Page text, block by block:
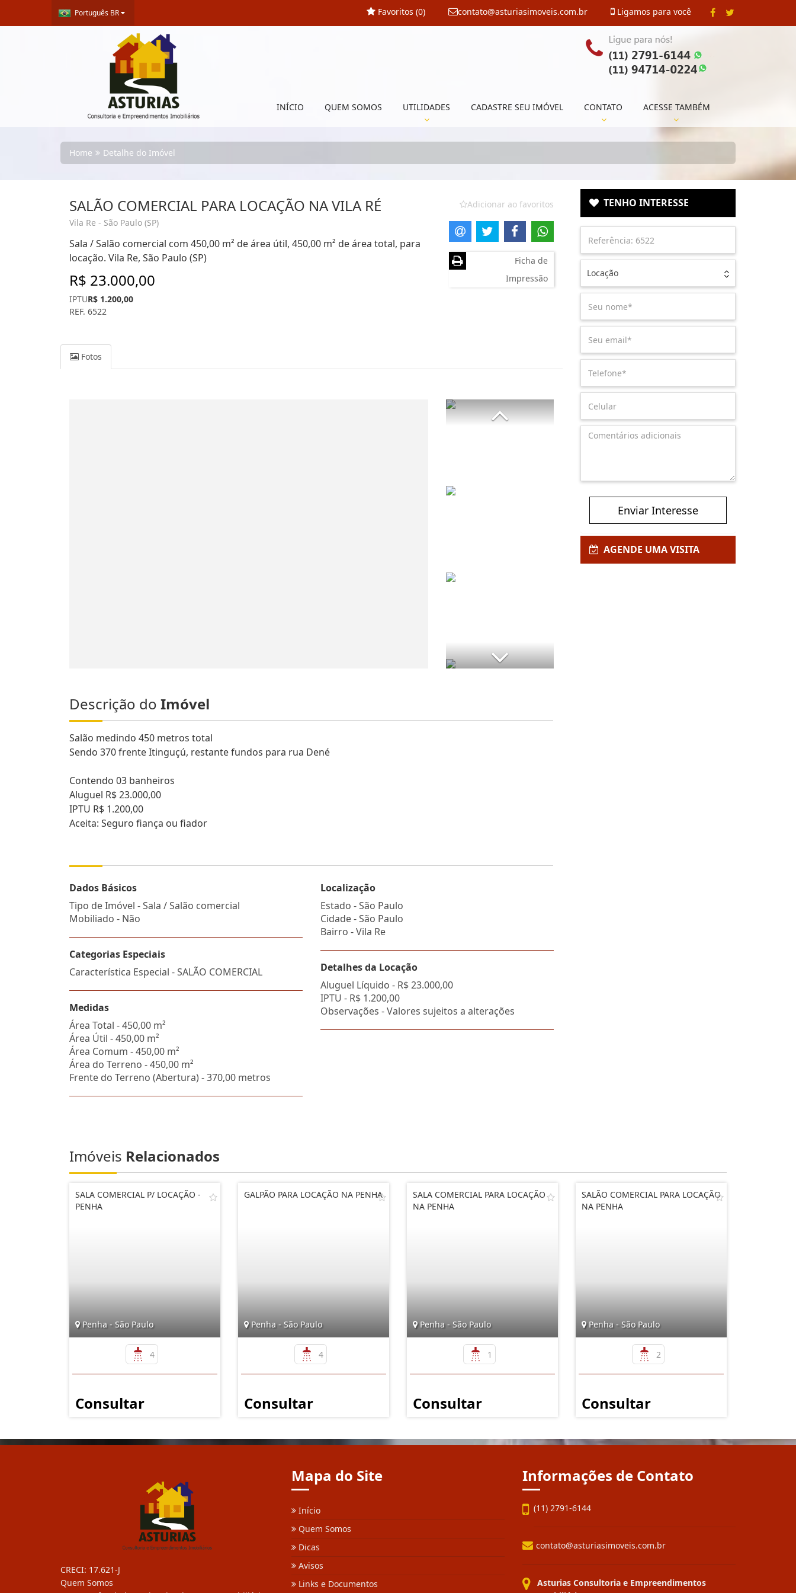
Português BR Ligamos para você
contato@asturiasimoveis.com.br
Favoritos (0)
INÍCIO QUEM SOMOS UTILIDADES CADASTRE SEU IMÓVEL CONTATO ACESSE TAMBÉM
Home Detalhe do Imóvel
SALÃO COMERCIAL PARA LOCAÇÃO NA VILA RÉ
Vila Re - São Paulo (SP)
Sala / Salão comercial com 450,00 m² de área útil, 450,00 m² de área total, para
locação. Vila Re, São Paulo (SP)
R$ 23.000,00
IPTUR$ 1.200,00
REF. 6522
Adicionar ao favoritos
Ficha de
Impressão
Fotos
Descrição do Imóvel
Salão medindo 450 metros total
Sendo 370 frente Itinguçú, restante fundos para rua Dené
Contendo 03 banheiros
Aluguel R$ 23.000,00
IPTU R$ 1.200,00
Aceita: Seguro fiança ou fiador
Dados Básicos
Tipo de Imóvel - Sala / Salão comercial
Mobiliado - Não
Categorias Especiais
Característica Especial - SALÃO COMERCIAL
Medidas
Área Total - 450,00 m²
Área Útil - 450,00 m²
Área Comum - 450,00 m²
Área do Terreno - 450,00 m²
Frente do Terreno (Abertura) - 370,00 metros
Localização
Estado -São Paulo
Cidade -São Paulo
Bairro -Vila Re
Detalhes da Locação
Aluguel Líquido - R$ 23.000,00
IPTU - R$ 1.200,00
Observações - Valores sujeitos a alterações
TENHO INTERESSE
Locação
Enviar Interesse
AGENDE UMA VISITA
Imóveis Relacionados
SALA COMERCIAL P/ LOCAÇÃO -
PENHA
Penha - São Paulo
4
Consultar
GALPÃO PARA LOCAÇÃO NA PENHA
Penha - São Paulo
4
Consultar
SALA COMERCIAL PARA LOCAÇÃO
NA PENHA
Penha - São Paulo
1
Consultar
SALÃO COMERCIAL PARA LOCAÇÃO
NA PENHA
Penha - São Paulo
2
Consultar
CRECI: 17.621-J
Quem Somos
Mapa do Site
Início
Quem Somos
Dicas
Avisos
Links e Documentos
Informações de Contato
(11) 2791-6144
contato@asturiasimoveis.com.br
Asturias Consultoria e Empreendimentos